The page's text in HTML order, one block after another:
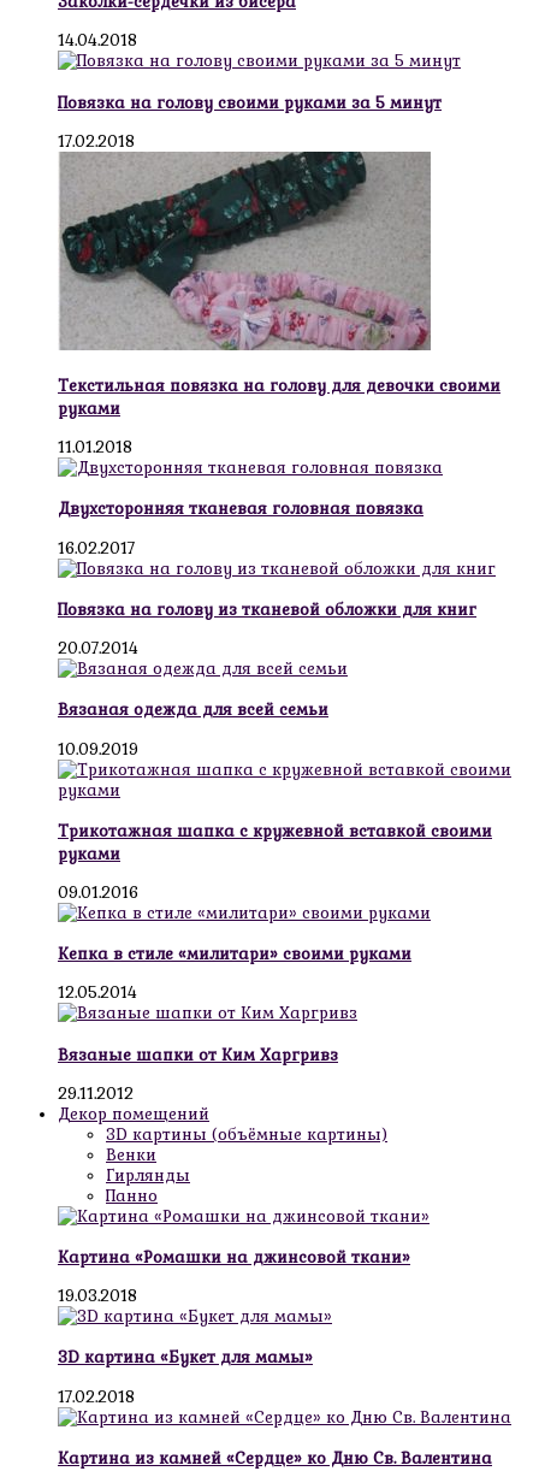
14.04.2018
Повязка на голову своими руками за 5 минут
17.02.2018
Текстильная повязка на голову для девочки своими
руками
11.01.2018
Двухсторонняя тканевая головная повязка
16.02.2017
Повязка на голову из тканевой обложки для книг
20.07.2014
Вязаная одежда для всей семьи
10.09.2019
Трикотажная шапка с кружевной вставкой своими
руками
09.01.2016
Кепка в стиле «милитари» своими руками
12.05.2014
Вязаные шапки от Ким Харгривз
29.11.2012
Декор помещений
3D картины (объёмные картины)
Венки
Гирлянды
Панно
Картина «Ромашки на джинсовой ткани»
19.03.2018
3D картина «Букет для мамы»
17.02.2018
Картина из камней «Сердце» ко Дню Св. Валентина